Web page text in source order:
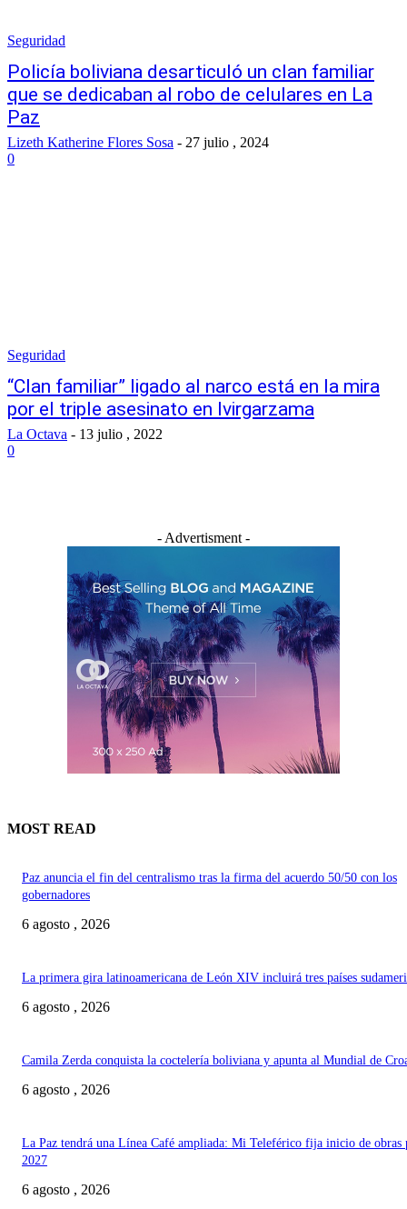
Seguridad
Policía boliviana desarticuló un clan familiar
que se dedicaban al robo de celulares en La
Paz
Lizeth Katherine Flores Sosa - 27 julio , 2024
0
Seguridad
“Clan familiar” ligado al narco está en la mira
por el triple asesinato en Ivirgarzama
La Octava - 13 julio , 2022
0
- Advertisment -
MOST READ
Paz anuncia el fin del centralismo tras la firma del acuerdo 50/50 con los
gobernadores
6 agosto , 2026
La primera gira latinoamericana de León XIV incluirá tres países
6 agosto , 2026
Camila Zerda conquista la coctelería boliviana y apunta al Mundial de
6 agosto , 2026
La Paz tendrá una Línea Café ampliada: Mi Teleférico fija inicio de obras
2027
6 agosto , 2026